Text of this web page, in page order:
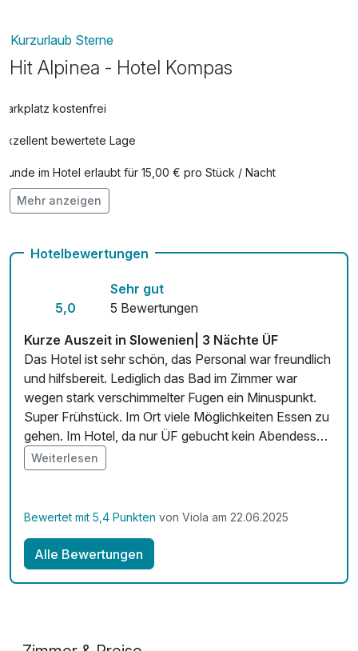
Kurzurlaub Sterne
Hit Alpinea - Hotel Kompas
Parkplatz kostenfrei
Exzellent bewertete Lage
Hunde im Hotel erlaubt für 15,00 € pro Stück / Nacht
Auch vegetarische Speisen
Kostenloses W-LAN
Mit Hotelbar
Mehr anzeigen
Hotelbewertungen
5,0
Sehr gut
5 Bewertungen
Kurze Auszeit in Slowenien| 3 Nächte ÜF
Das Hotel ist sehr schön, das Personal war freundlich
und hilfsbereit. Lediglich das Bad im Zimmer war
wegen stark verschimmelter Fugen ein Minuspunkt.
Super Frühstück. Im Ort viele Möglichkeiten Essen zu
gehen. Im Hotel, da nur ÜF gebucht kein Abendessen
möglich.
Weiterlesen
Bewertet mit 5,4 Punkten von Viola am 22.06.2025
Alle Bewertungen